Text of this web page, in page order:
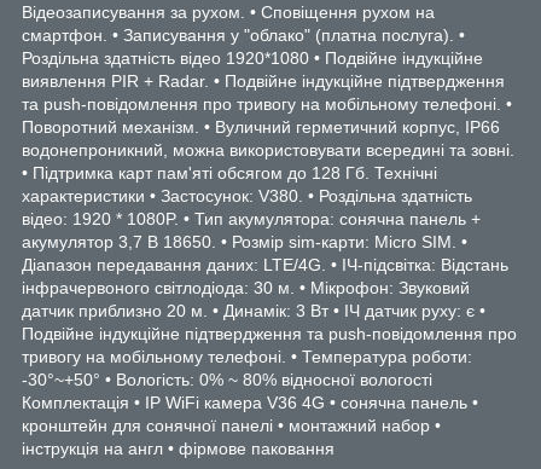
Відеозаписування за рухом. • Сповіщення рухом на
смартфон. • Записування у "облако" (платна послуга). •
Роздільна здатність відео 1920*1080 • Подвійне індукційне
виявлення PIR + Radar. • Подвійне індукційне підтвердження
та push-повідомлення про тривогу на мобільному телефоні. •
Поворотний механізм. • Вуличний герметичний корпус, IP66
водонепроникний, можна використовувати всередині та зовні.
• Підтримка карт пам'яті обсягом до 128 Гб. Технічні
характеристики • Застосунок: V380. • Роздільна здатність
відео: 1920 * 1080P. • Тип акумулятора: сонячна панель +
акумулятор 3,7 В 18650. • Розмір sim-карти: Micro SIM. •
Діапазон передавання даних: LTE/4G. • ІЧ-підсвітка: Відстань
інфрачервоного світлодіода: 30 м. • Мікрофон: Звуковий
датчик приблизно 20 м. • Динамік: 3 Вт • ІЧ датчик руху: є •
Подвійне індукційне підтвердження та push-повідомлення про
тривогу на мобільному телефоні. • Температура роботи:
-30°~+50° • Вологість: 0% ~ 80% відносної вологості
Комплектація • IP WiFi камера V36 4G • сонячна панель •
кронштейн для сонячної панелі • монтажний набор •
інструкція на англ • фірмове паковання